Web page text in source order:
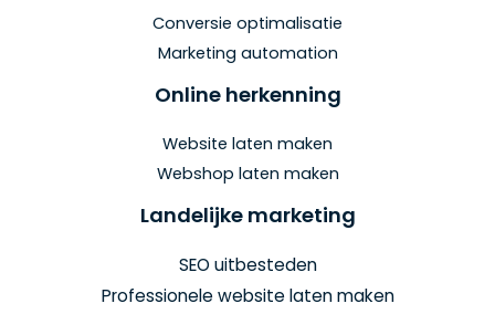
Conversie optimalisatie
Marketing automation
Online herkenning
Website laten maken
Webshop laten maken
Landelijke marketing
SEO uitbesteden
Professionele website laten maken